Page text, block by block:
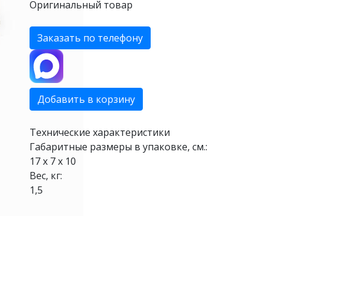
Оригинальный товар
Заказать по телефону
Добавить в корзину
Технические характеристики
Габаритные размеры в упаковке, см.:
17 х 7 х 10
Вес, кг:
1,5